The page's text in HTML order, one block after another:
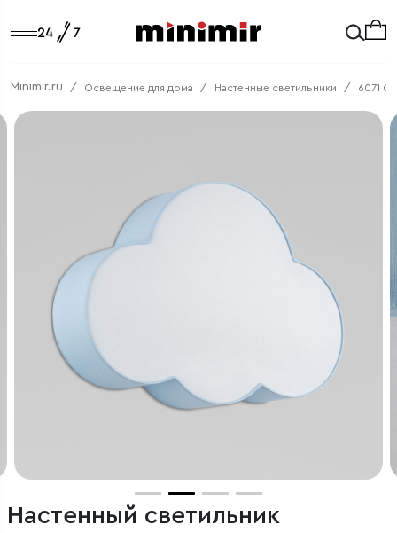
Minimir.ru Освещение для дома Настенные светильники 6071
Настенный светильник